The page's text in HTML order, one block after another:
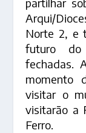
partilhar
Arqui/
Norte 2, e
futuro do
fechadas.
momento
visitar o
visitarão a
Ferro.